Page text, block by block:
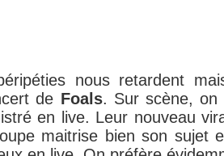
nous retardent
de Foals. Sur scène, on
en live. Leur nouveau
maitrise bien son sujet